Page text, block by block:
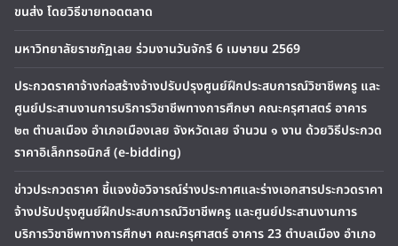
ขนส่ง โดยวิธีขายทอดตลาด
มหาวิทยาลัยราชภัฏเลย ร่วมงานวันจักรี 6 เมษายน 2569
ประกวดราคาจ้างก่อสร้างจ้างปรับปรุงศูนย์ฝึกประสบการณ์วิชาชีพครู และ
ศูนย์ประสานงานการบริการวิชาชีพทางการศึกษา คณะครุศาสตร์ อาคาร
๒๓ ตำบลเมือง อำเภอเมืองเลย จังหวัดเลย จำนวน ๑ งาน ด้วยวิธีประกวด
ราคาอิเล็กทรอนิกส์ (e-bidding)
ข่าวประกวดราคา ชี้แจงข้อวิจารณ์ร่างประกาศและร่างเอกสารประกวดราคา
จ้างปรับปรุงศูนย์ฝึกประสบการณ์วิชาชีพครู และศูนย์ประสานงานการ
บริการวิชาชีพทางการศึกษา คณะครุศาสตร์ อาคาร 23 ตำบลเมือง อำเภอ